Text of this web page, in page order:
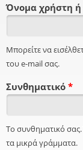
Όνομα χρήστη ή
Μπορείτε να
του e-mail σας.
Συνθηματικό *
Το συνθηματικό σας.
τα μικρά γράμματα.